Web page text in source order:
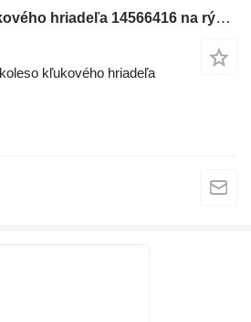
Ozubené koleso kľukového hriadeľa 14566416 na rýpadla Volvo EC380D
kľukového hriadeľa